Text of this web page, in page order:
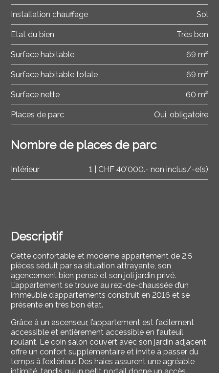
Descriptif
Cette confortable et moderne appartement de 2,5
pièces séduit par sa situation attrayante, son
agencement bien pensé et son joli jardin privé.
L’appartement se trouve au rez-de-chaussée d’un
immeuble d’appartements construit en 2016 et se
présente en très bon état.
Grâce à un ascenseur, l’appartement est facilement
accessible et entièrement accessible en fauteuil
roulant. Le coin salon couvert avec son jardin adjacent
offre un confort supplémentaire et invite à passer du
temps à l’extérieur. Des haies assurent une agréable
Installation chauffage Sol
Etat du bien Très bon
Surface habitable 69 m²
Surface habitable totale 69 m²
Surface nette 60 m²
Places de parc Oui, obligatoire
Nombre de places de parc
Intérieur 1 | CHF 40'000.- non inclus/-e(s)